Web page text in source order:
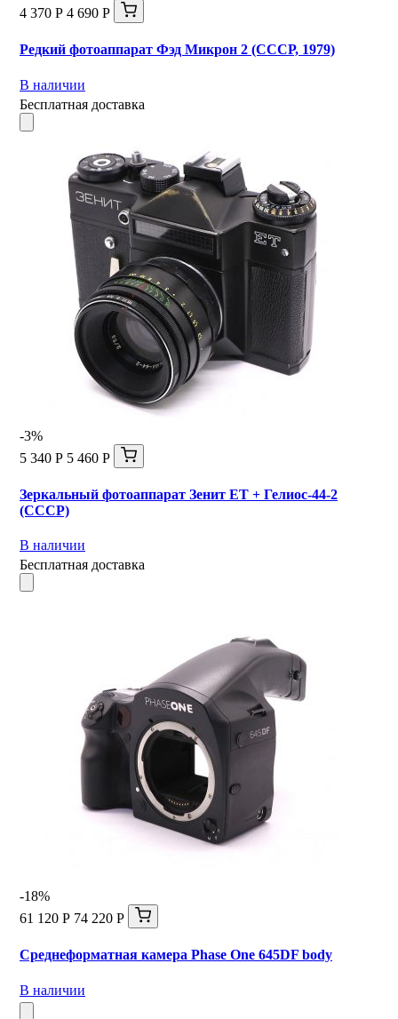
4 370 Р 4 690 Р
Редкий фотоаппарат Фэд Микрон 2 (СССР, 1979)
В наличии
Бесплатная доставка
-3%
5 340 Р 5 460 Р
Зеркальный фотоаппарат Зенит ЕТ + Гелиос-44-2
(СССР)
В наличии
Бесплатная доставка
-18%
61 120 Р 74 220 Р
Среднеформатная камера Phase One 645DF body
В наличии